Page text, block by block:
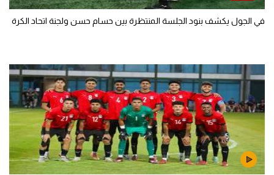
في الجول يكشف بنود الجلسة المنتظرة بين حسام حسن ولجنة اتحاد الكرة